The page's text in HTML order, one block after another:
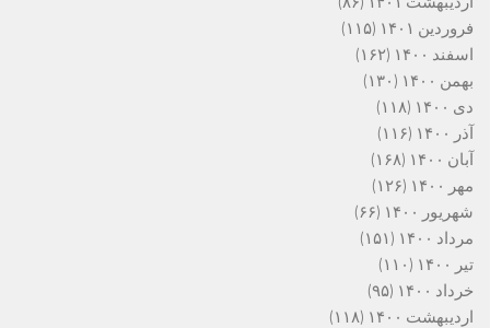
فروردین ۱۴۰۱
(۱۱۵)
اسفند ۱۴۰۰
(۱۶۲)
بهمن ۱۴۰۰
(۱۳۰)
دی ۱۴۰۰
(۱۱۸)
آذر ۱۴۰۰
(۱۱۶)
آبان ۱۴۰۰
(۱۶۸)
مهر ۱۴۰۰
(۱۲۶)
شهریور ۱۴۰۰
(۶۶)
مرداد ۱۴۰۰
(۱۵۱)
تیر ۱۴۰۰
(۱۱۰)
خرداد ۱۴۰۰
(۹۵)
اردیبهشت ۱۴۰۰
(۱۱۸)